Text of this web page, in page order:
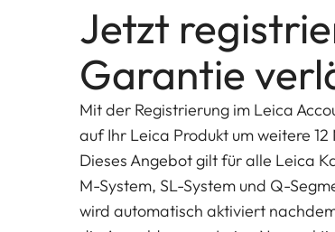
Jetzt
Garantie
Mit der Registrierung im Leica
auf Ihr Leica Produkt um weitere
Dieses Angebot gilt für alle Leica
M-System, SL-System und Q-
wird automatisch aktiviert